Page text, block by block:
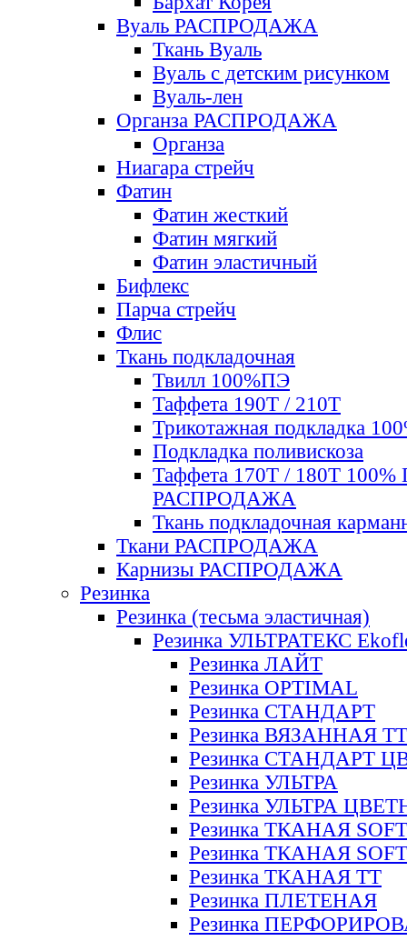
Вуаль РАСПРОДАЖА
Ткань Вуаль
Вуаль с детским рисунком
Вуаль-лен
Органза РАСПРОДАЖА
Органза
Ниагара стрейч
Фатин
Фатин жесткий
Фатин мягкий
Фатин элаcтичный
Бифлекс
Парча стрейч
Флис
Ткань подкладочная
Твилл 100%ПЭ
Таффета 190Т / 210Т
Трикотажная подкладка
Подкладка поливискоза
Таффета 170Т / 180Т 100%
РАСПРОДАЖА
Ткань подкладочная
Ткани РАСПРОДАЖА
Карнизы РАСПРОДАЖА
Резинка
Резинка (тесьма эластичная)
Резинка УЛЬТРАТЕКС
Резинка ЛАЙТ
Резинка OPTIMAL
Резинка СТАНДАРТ
Резинка ВЯЗАННАЯ ТТ
Резинка СТАНДАРТ
Резинка УЛЬТРА
Резинка УЛЬТРА
Резинка ТКАНАЯ SOFT
Резинка ТКАНАЯ
Резинка ТКАНАЯ ТТ
Резинка ПЛЕТЕНАЯ
Резинка